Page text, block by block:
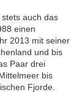
auch das
einen
2013 mit seiner
und bis
Paar drei
bis
Fjorde.